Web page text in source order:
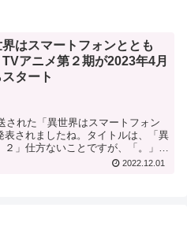
はスマートフォンととも
TVアニメ第２期が2023年4月
タート
された「異世界はスマートフォン
表されましたね。タイトルは、「異
」仕方ないことですが、「。」の
がありますね（笑）「神...2022.12.01